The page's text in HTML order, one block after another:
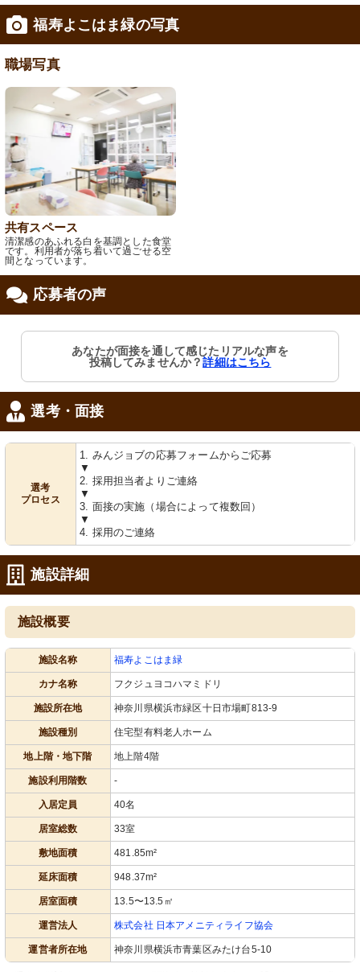
福寿よこはま緑の写真
職場写真
共有スペース
清潔感のあふれる白を基調とした食堂
です。利用者が落ち着いて過ごせる空
間となっています。
応募者の声
あなたが面接を通して感じたリアルな声を
投稿してみませんか？詳細はこちら
選考・面接
選考
プロセス
1. みんジョブの応募フォームからご応募
▼
2. 採用担当者よりご連絡
▼
3. 面接の実施（場合によって複数回）
▼
4. 採用のご連絡
施設詳細
施設概要
施設名称 福寿よこはま緑
カナ名称 フクジュヨコハマミドリ
施設所在地 神奈川県横浜市緑区十日市場町813-9
施設種別 住宅型有料老人ホーム
地上階・地下階 地上階4階
施設利用階数 -
入居定員 40名
居室総数 33室
敷地面積 481.85m²
延床面積 948.37m²
居室面積 13.5〜13.5㎡
運営法人 株式会社 日本アメニティライフ協会
運営者所在地 神奈川県横浜市青葉区みたけ台5-10